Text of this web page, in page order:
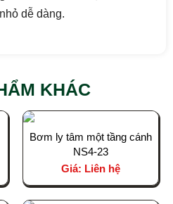
dễ dàng.
KHÁC
Bơm ly tâm một tầng cánh
NS4-23
Giá: Liên hệ